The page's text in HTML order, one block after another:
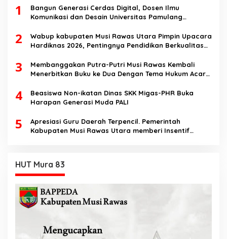
1
Bangun Generasi Cerdas Digital, Dosen Ilmu
Komunikasi dan Desain Universitas Pamulang
Speech di SMK Ikhlas Jawilan
2
Wabup kabupaten Musi Rawas Utara Pimpin Upacara
Hardiknas 2026, Pentingnya Pendidikan Berkualitas
3
Membanggakan Putra-Putri Musi Rawas Kembali
Menerbitkan Buku ke Dua Dengan Tema Hukum Acara
4
Beasiswa Non-ikatan Dinas SKK Migas-PHR Buka
Harapan Generasi Muda PALI
5
Apresiasi Guru Daerah Terpencil. Pemerintah
Kabupaten Musi Rawas Utara memberi Insentif
HUT Mura 83